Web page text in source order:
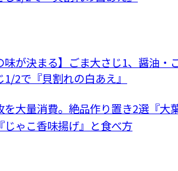
味が決まる】ごま大さじ1、醤油・
1/2で『貝割れの白あえ』